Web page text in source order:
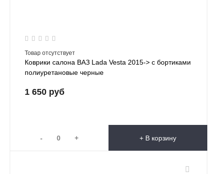
Товар отсутствует
Коврики салона ВАЗ Lada Vesta 2015-> с бортиками
полиуретановые черные
1 650 руб
- + + В корзину